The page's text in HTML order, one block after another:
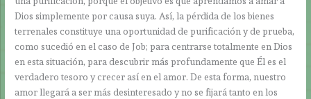
Dios simplemente por causa suya. Así, la pérdida de los bienes
terrenales constituye una oportunidad de purificación y de prueba,
como sucedió en el caso de Job; para centrarse totalmente en Dios
en esta situación, para descubrir más profundamente que Él es el
verdadero tesoro y crecer así en el amor. De esta forma, nuestro
amor llegará a ser más desinteresado y no se fijará tanto en los